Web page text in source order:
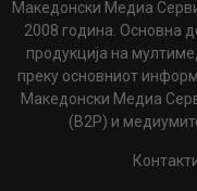
Македонски Медиа
2008 година. Основна
продукција на
преку основниот
Македонски Медиа
(B2P) и